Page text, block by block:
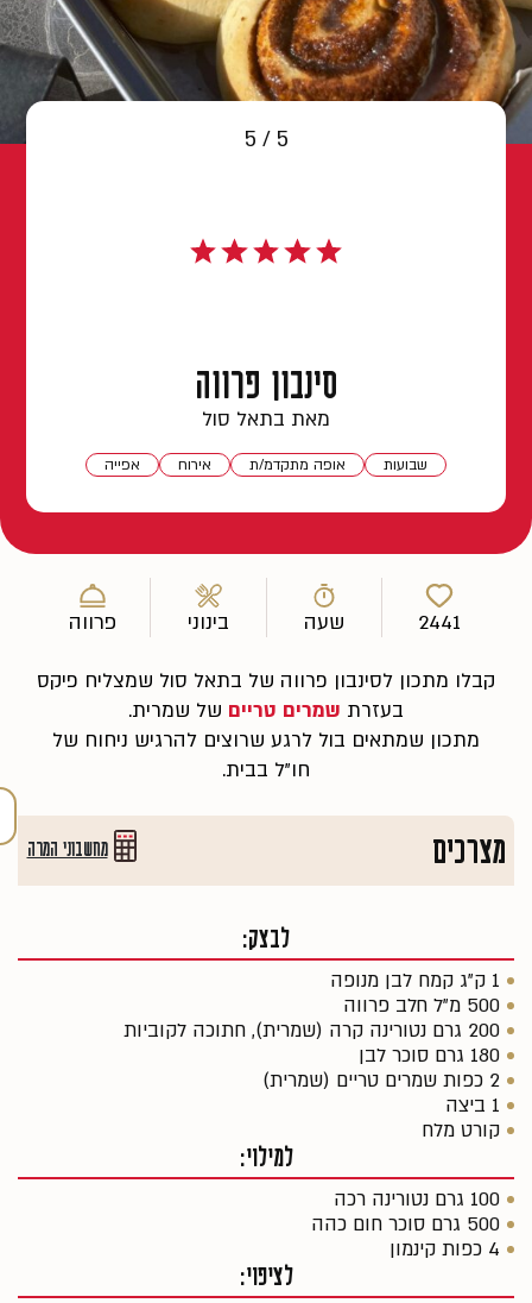
צור קשר
5 / 5
סינבון פרווה
מאת בתאל סול
שבועות אופה מתקדמ/ת אירוח אפייה
2441 שעה בינוני פרווה
קבלו מתכון לסינבון פרווה של בתאל סול שמצליח פיקס
בעזרת שמרים טריים של שמרית.
מתכון שמתאים בול לרגע שרוצים להרגיש ניחוח של
חו"ל בבית.
מצרכים מחשבוני המרה
לבצק:
1 ק"ג קמח לבן מנופה
500 מ"ל חלב פרווה
200 גרם נטורינה קרה (שמרית), חתוכה לקוביות
180 גרם סוכר לבן
2 כפות שמרים טריים (שמרית)
1 ביצה
קורט מלח
למילוי:
100 גרם נטורינה רכה
500 גרם סוכר חום כהה
4 כפות קינמון
לציפוי: